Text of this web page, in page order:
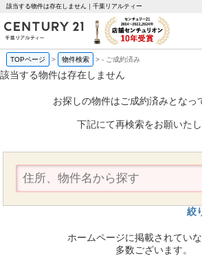
該当する物件は存在しません｜千葉リアルティー
TOPページ > 物件検索 >- ご成約済み
該当する物件は存在しません
お探しの物件はご成約済みとなっ
下記にて再検索をお願いたし
絞
ホームページに掲載されてい
多数ございます。